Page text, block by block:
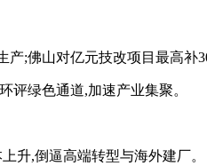
;佛山对亿元技改项目最高补
评绿色通道,加速产业集聚。
升,倒逼高端转型与海外建厂。